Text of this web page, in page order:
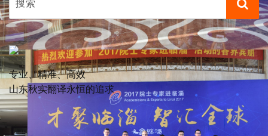
专业、精准、高效
山东秋实翻译永恒的追求